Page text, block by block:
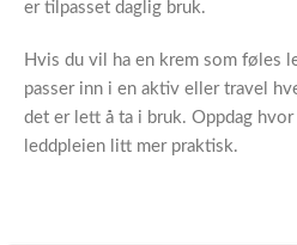
er tilpasset daglig bruk.
Hvis du vil ha en krem som føles
passer inn i en aktiv eller travel
det er lett å ta i bruk. Oppdag
leddpleien litt mer praktisk.